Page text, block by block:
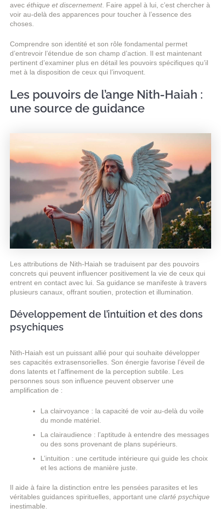
avec éthique et discernement. Faire appel à lui, c’est chercher à
voir au-delà des apparences pour toucher à l’essence des
choses.
Comprendre son identité et son rôle fondamental permet
d’entrevoir l’étendue de son champ d’action. Il est maintenant
pertinent d’examiner plus en détail les pouvoirs spécifiques qu’il
met à la disposition de ceux qui l’invoquent.
Les pouvoirs de l’ange Nith-Haiah :
une source de guidance
Les attributions de Nith-Haiah se traduisent par des pouvoirs
concrets qui peuvent influencer positivement la vie de ceux qui
entrent en contact avec lui. Sa guidance se manifeste à travers
plusieurs canaux, offrant soutien, protection et illumination.
Développement de l’intuition et des dons
psychiques
Nith-Haiah est un puissant allié pour qui souhaite développer
ses capacités extrasensorielles. Son énergie favorise l’éveil de
dons latents et l’affinement de la perception subtile. Les
personnes sous son influence peuvent observer une
amplification de :
La clairvoyance : la capacité de voir au-delà du voile
du monde matériel.
La clairaudience : l’aptitude à entendre des messages
ou des sons provenant de plans supérieurs.
L’intuition : une certitude intérieure qui guide les choix
et les actions de manière juste.
Il aide à faire la distinction entre les pensées parasites et les
véritables guidances spirituelles, apportant une clarté psychique
inestimable.